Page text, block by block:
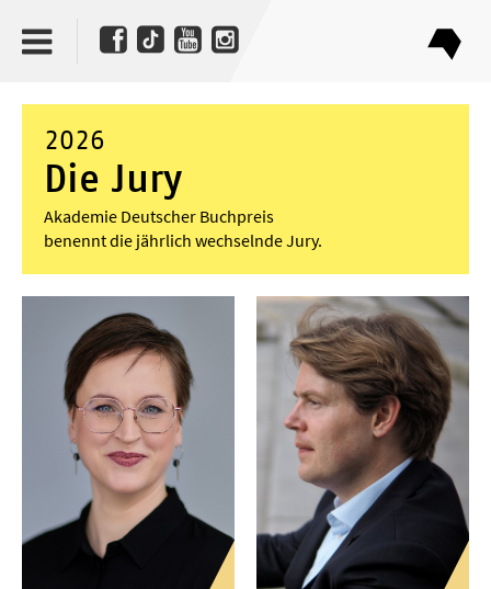
2026
Die Jury
Akademie Deutscher Buchpreis
benennt die jährlich wechselnde Jury.